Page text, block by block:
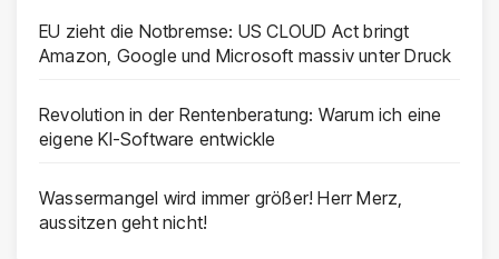
EU zieht die Notbremse: US CLOUD Act bringt
Amazon, Google und Microsoft massiv unter Druck
Revolution in der Rentenberatung: Warum ich eine
eigene KI-Software entwickle
Wassermangel wird immer größer! Herr Merz,
aussitzen geht nicht!